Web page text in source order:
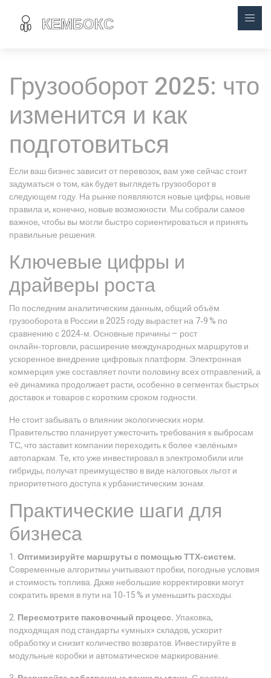
Грузооборот 2025: что
изменится и как
подготовиться
Если ваш бизнес зависит от перевозок, вам уже сейчас стоит
задуматься о том, как будет выглядеть грузооборот в
следующем году. На рынке появляются новые цифры, новые
правила и, конечно, новые возможности. Мы собрали самое
важное, чтобы вы могли быстро сориентироваться и принять
правильные решения.
Ключевые цифры и
драйверы роста
По последним аналитическим данным, общий объём
грузооборота в России в 2025 году вырастет на 7‑9 % по
сравнению с 2024‑м. Основные причины – рост
онлайн‑торговли, расширение международных маршрутов и
ускоренное внедрение цифровых платформ. Электронная
коммерция уже составляет почти половину всех отправлений, а
её динамика продолжает расти, особенно в сегментах быстрых
доставок и товаров с коротким сроком годности.
Не стоит забывать о влиянии экологических норм.
Правительство планирует ужесточить требования к выбросам
ТС, что заставит компании переходить к более «зелёным»
автопаркам. Те, кто уже инвестировал в электромобили или
гибриды, получат преимущество в виде налоговых льгот и
приоритетного доступа к урбанистическим зонам.
Практические шаги для
бизнеса
1.Оптимизируйте маршруты с помощью ТТХ‑систем.
Современные алгоритмы учитывают пробки, погодные условия
и стоимость топлива. Даже небольшие корректировки могут
сократить время в пути на 10‑15 % и уменьшить расходы.
2. Пересмотрите паковочный процесс.Упаковка,
подходящая под стандарты «умных» складов, ускорит
обработку и снизит количество возвратов. Инвестируйте в
модульные коробки и автоматическое маркирование.